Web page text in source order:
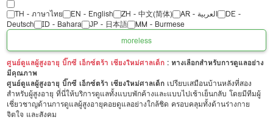
TH - ‏ภาษาไทย EN - English ZH - 中文(简体) ‏AR - ‏العربية‏
DE -
Deutsch
ID - Bahara JP - 日本語
MM - Burmese
moreless
ศูนย์ดูแลผู้สูงอายุ บิ๊กซี เอ็กซ์ตร้า เชียงใหม่ศาลเด็ก : ทางเลือกสำหรับการดูแลอย่าง
มีคุณภาพ
ศูนย์ดูแลผู้สูงอายุ บิ๊กซี เอ็กซ์ตร้า เชียงใหม่ศาลเด็ก เปรียบเสมือนบ้านหลังที่สอง
สำหรับผู้สูงอายุ ที่นี่ให้บริการดูแลทั้งแบบพักค้างและแบบไปเช้าเย็นกลับ โดยมีทีมผู้
เชี่ยวชาญด้านการดูแลผู้สูงอายุคอยดูแลอย่างใกล้ชิด ครอบคลุมทั้งด้านร่างกาย
จิตใจ และสังคม